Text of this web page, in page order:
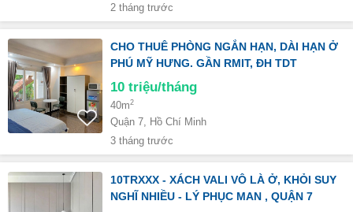
2 tháng trước
CHO THUÊ PHÒNG NGẮN HẠN, DÀI HẠN Ở
PHÚ MỸ HƯNG. GẦN RMIT, ĐH TDT
10 triệu/tháng
40m2
Quận 7, Hồ Chí Minh
3 tháng trước
10TRXXX - XÁCH VALI VÔ LÀ Ở, KHỎI SUY
NGHĨ NHIỀU - LÝ PHỤC MAN , QUẬN 7